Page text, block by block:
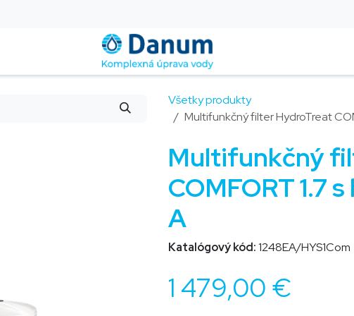
Všetky produkty
Multifunkčný filter HydroTreat
Multifunkčný
COMFORT 1.7
A
Katalógový kód:1248EA/HYS1Com
1 479,00 €